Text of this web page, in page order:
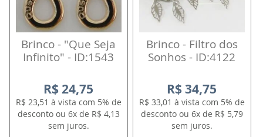
Brinco - "Que Seja
Infinito" - ID:1543
R$ 24,75
R$ 23,51 à vista com 5% de
desconto ou 6x de R$ 4,13
sem juros.
Brinco - Filtro dos
Sonhos - ID:4122
R$ 34,75
R$ 33,01 à vista com 5% de
desconto ou 6x de R$ 5,79
sem juros.